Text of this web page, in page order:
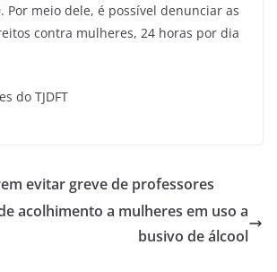
Por meio dele, é possível denunciar as
contra mulheres, 24 horas por dia
do TJDFT
evitar greve de professores
acolhimento a mulheres em uso a
busivo de álcool